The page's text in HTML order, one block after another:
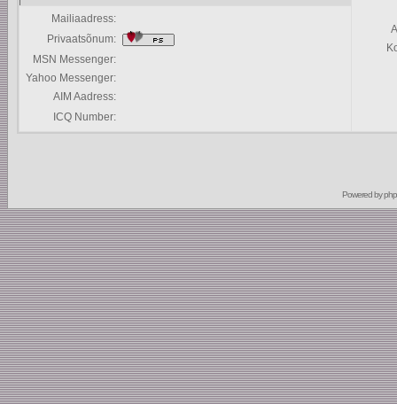
Mailiaadress:
Privaatsõnum:
MSN Messenger:
Yahoo Messenger:
AIM Aadress:
ICQ Number:
Powered by